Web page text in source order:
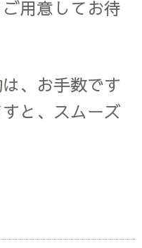
用意してお待
、お手数です
と、スムーズ